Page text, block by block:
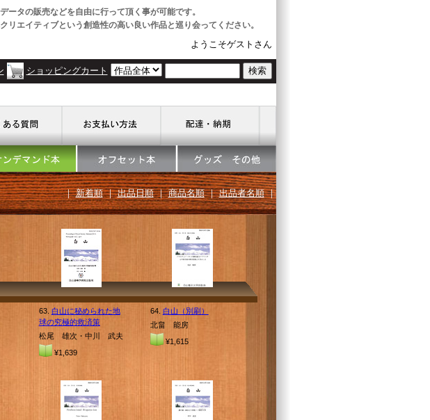
ータの販売などを自由に行って頂く事が可能です。
リエイティブという創造性の高い良い作品と巡り会ってください。
ようこそゲストさん
ショッピングカート
｜新着順｜出品日順｜商品名順｜出品者名順｜
63. 白山に秘められた地
球の究極的救済策
松尾 雄次・中川 武夫
¥1,639
64. 白山（別刷）
北畠 能房
¥1,615